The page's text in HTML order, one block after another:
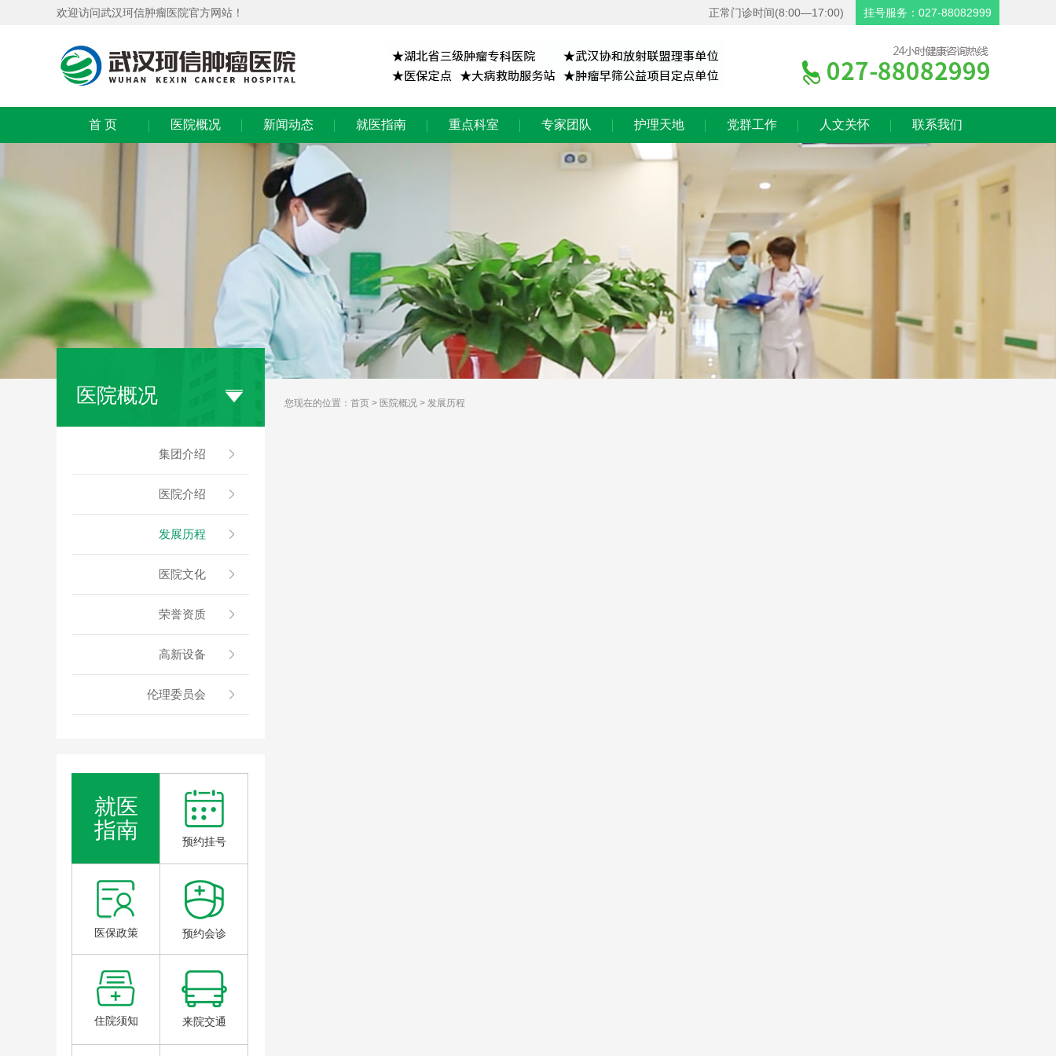
正常门诊时间(8:00—17:00) 挂号服务：027-88082999
欢迎访问武汉珂信肿瘤医院官方网站！
首 页 医院概况 新闻动态 就医指南 重点科室 专家团队 护理天地 党群工作 人文关怀 联系我们
医院概况
集团介绍
医院介绍
发展历程
医院文化
荣誉资质
高新设备
伦理委员会
就医
指南
预约挂号
医保政策 预约会诊
住院须知 来院交通
您现在的位置： 首页 > 医院概况 > 发展历程